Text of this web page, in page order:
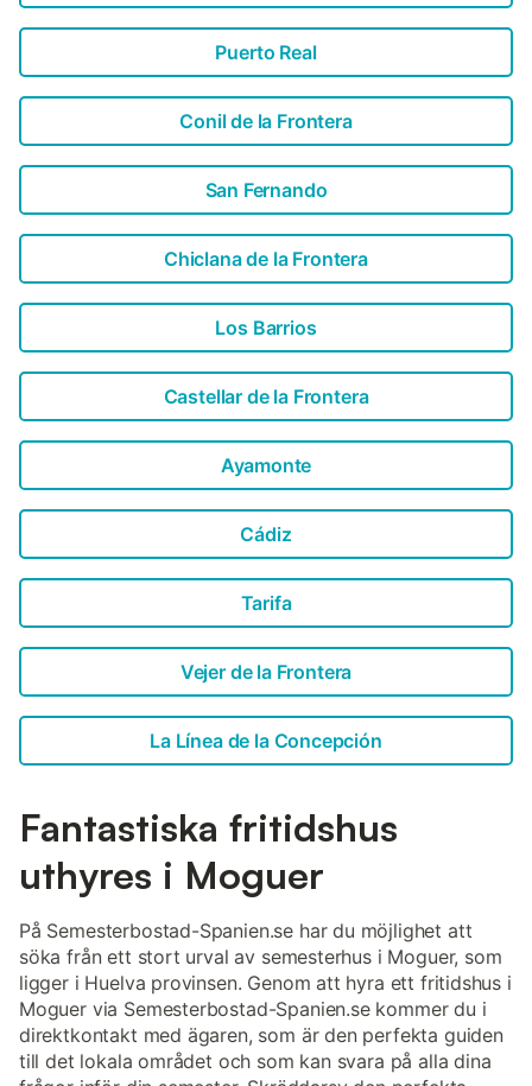
Puerto Real
Conil de la Frontera
San Fernando
Chiclana de la Frontera
Los Barrios
Castellar de la Frontera
Ayamonte
Cádiz
Tarifa
Vejer de la Frontera
La Línea de la Concepción
Fantastiska fritidshus
uthyres i Moguer
På Semesterbostad-Spanien.se har du möjlighet att
söka från ett stort urval av semesterhus i Moguer, som
ligger i Huelva provinsen. Genom att hyra ett fritidshus i
Moguer via Semesterbostad-Spanien.se kommer du i
direktkontakt med ägaren, som är den perfekta guiden
till det lokala området och som kan svara på alla dina